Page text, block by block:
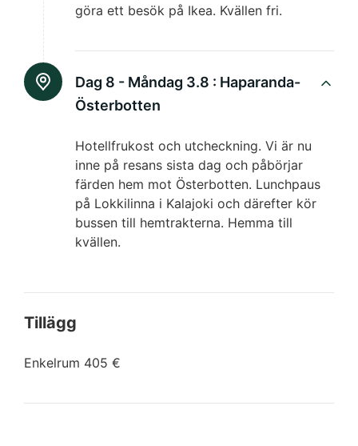
göra ett besök på Ikea. Kvällen fri.
Dag 8 - Måndag 3.8 : Haparanda-
Österbotten
Hotellfrukost och utcheckning. Vi är nu
inne på resans sista dag och påbörjar
färden hem mot Österbotten. Lunchpaus
på Lokkilinna i Kalajoki och därefter kör
bussen till hemtrakterna. Hemma till
kvällen.
Tillägg
Enkelrum 405 €